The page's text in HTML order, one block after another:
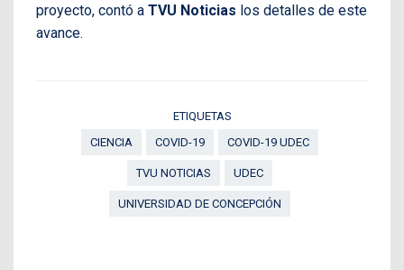
proyecto, contó a TVU Noticias los detalles de este
avance.
ETIQUETAS
CIENCIA
COVID-19 COVID-19 UDEC
TVU NOTICIAS UDEC
UNIVERSIDAD DE CONCEPCIÓN